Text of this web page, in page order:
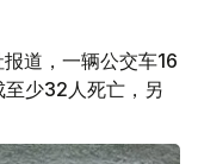
道，一辆公交车16
至少32人死亡，另